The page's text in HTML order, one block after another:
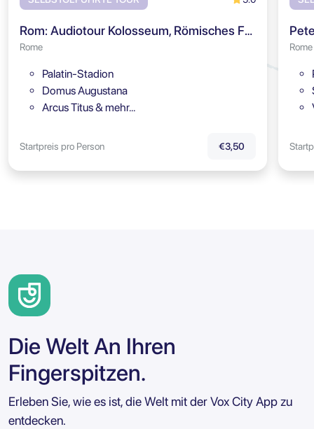
Rom: Audiotour Kolosseum, Römisches Forum & Palatin
Rome
Palatin-Stadion
Domus Augustana
Arcus Titus & mehr…
Startpreis pro Person €3,50
Rome
Die Welt An Ihren
Fingerspitzen.
Erleben Sie, wie es ist, die Welt mit der Vox City App zu
entdecken.